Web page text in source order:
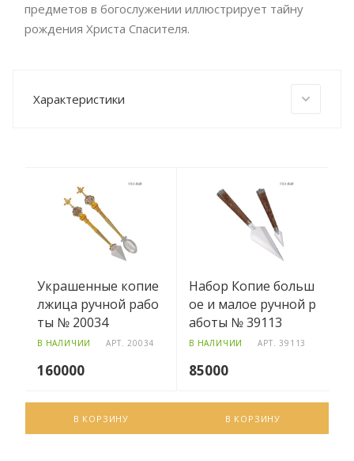
предметов в богослужении иллюстрирует тайну
рождения Христа Спасителя.
Характеристики
Украшенные копие
лжица ручной рабо
ты № 20034
В НАЛИЧИИ АРТ.20034
160000
В КОРЗИНУ
Набор Копие больш
ое и малое ручной р
аботы № 39113
В НАЛИЧИИ АРТ.39113
85000
В КОРЗИНУ